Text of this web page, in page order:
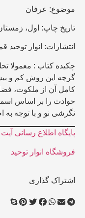
موضوع: عرفان
تاریخ چاپ: اول،
انتشارات: انوار توحید
چکیده کتاب : معمولا
گرچه این روش کم و
کامل آن از ملکوت،
حوادث را بر اساس
نگرشی نو و با توجه به
پایگاه اطلاع رسانی
فروشگاه انوار توحید
اشتراک گذاری